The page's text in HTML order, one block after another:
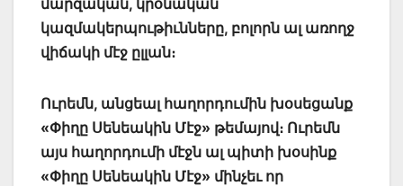
կազմակերպութիւնները, բոլորն ալ առողջ
վիճակի մէջ ըլլան։
Ուրեմն, անցեալ հաղորդումին խօսեցանք
«Փիղը Սենեակին Մէջ» թեմայով։ Ուրեմն
այս հաղորդումի մէջն ալ պիտի խօսինք
«Փիղը Սենեակին Մէջ» մինչեւ որ